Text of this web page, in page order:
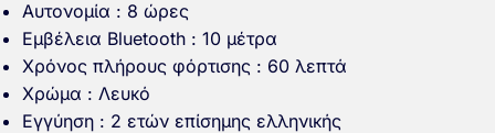
Αυτονομία : 8 ώρες
Εμβέλεια Bluetooth : 10 μέτρα
Χρόνος πλήρους φόρτισης : 60 λεπτά
Χρώμα : Λευκό
Εγγύηση : 2 ετών επίσημης ελληνικής